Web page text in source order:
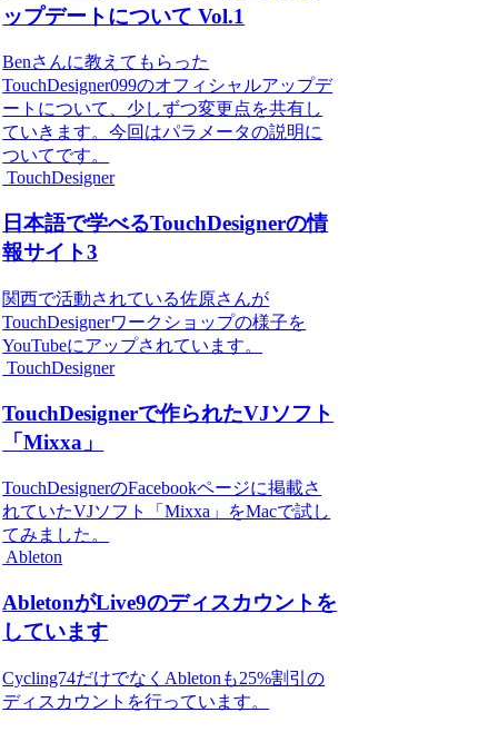
ップデートについて Vol.1
Benさんに教えてもらった
TouchDesigner099のオフィシャルアップデ
ートについて、少しずつ変更点を共有し
ていきます。今回はパラメータの説明に
ついてです。
TouchDesigner
日本語で学べるTouchDesignerの情
報サイト3
関西で活動されている佐原さんが
TouchDesignerワークショップの様子を
YouTubeにアップされています。
TouchDesigner
TouchDesignerで作られたVJソフト
「Mixxa」
TouchDesignerのFacebookページに掲載さ
れていたVJソフト「Mixxa」をMacで試し
てみました。
Ableton
AbletonがLive9のディスカウントを
しています
Cycling74だけでなくAbletonも25%割引の
ディスカウントを行っています。